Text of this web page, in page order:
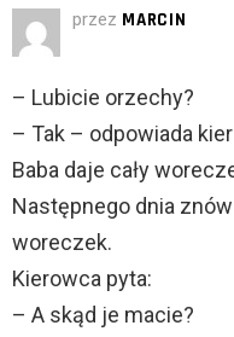
przez MARCIN
– Lubicie orzechy?
– Tak – odpowiada
Baba daje cały
Następnego dnia
woreczek.
Kierowca pyta:
– A skąd je macie?